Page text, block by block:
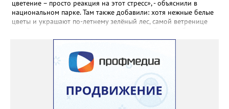
пошли на наращивание корневой системы. А со второго года
пусть лаванда цветёт во всю силу! Фото: Екатерина Бойко,
специально для «Златоуст.инфо». Обсуждение новости здесь
цветение – просто реакция на этот стресс», - объяснили в
национальном парке. Там также добавили: хотя нежные белые
цветы и украшают по-летнему зелёный лес, самой ветренице
силы перед долгой зимовкой.